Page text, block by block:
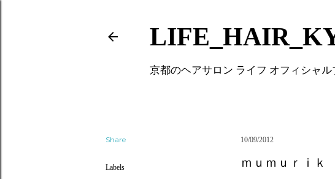
京都のヘアサロン ライフ オフィシャル
Share
Labels
10/09/2012
ｍｕｍｕｒｉｋ